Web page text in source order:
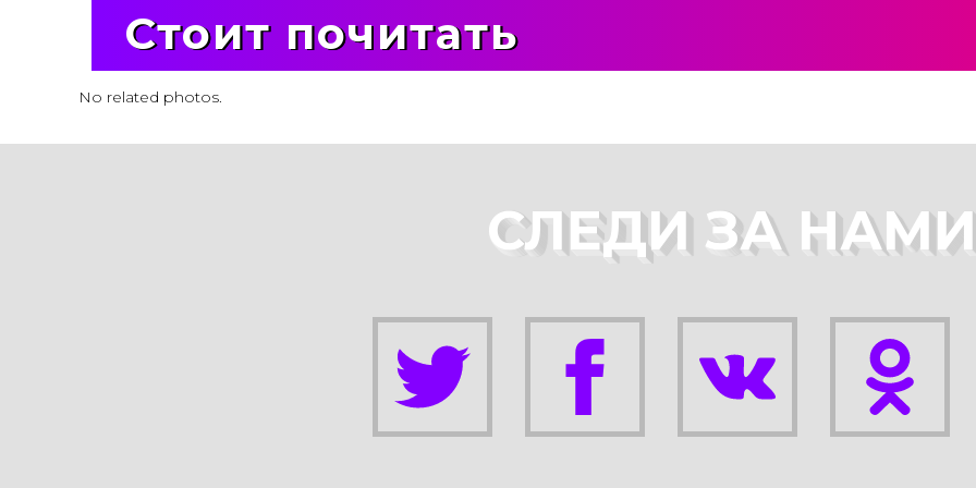
Стоит почитать
No related photos.
СЛЕДИ ЗА НАМИ